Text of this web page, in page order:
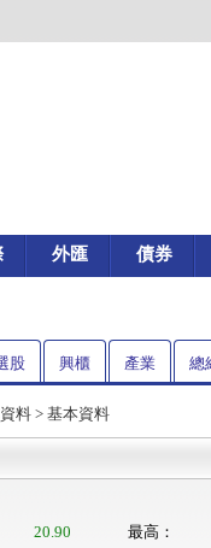
外匯 債券
股 興櫃 產業 總
料 > 基本資料
20.90
最高：